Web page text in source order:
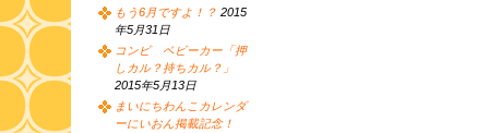
もう6月ですよ！？ 2015
年5月31日
コンビ ベビーカー「押
しカル？持ちカル？」
2015年5月13日
まいにちわんこカレンダ
ーにいおん掲載記念！